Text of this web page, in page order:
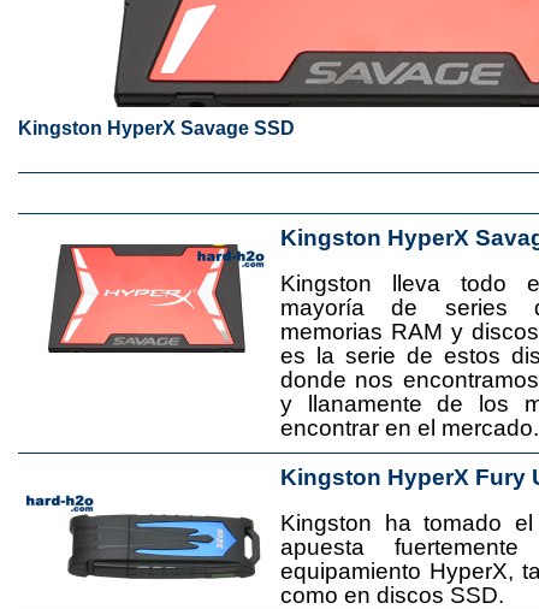
Kingston HyperX Savage SSD
Kingston HyperX
Kingston lleva todo
mayoría de series
memorias RAM y
es la serie de estos
donde nos
y llanamente de los
encontrar en el mercado.
Kingston HyperX Fury
Kingston ha tomado
apuesta
equipamiento HyperX,
como en discos SSD.